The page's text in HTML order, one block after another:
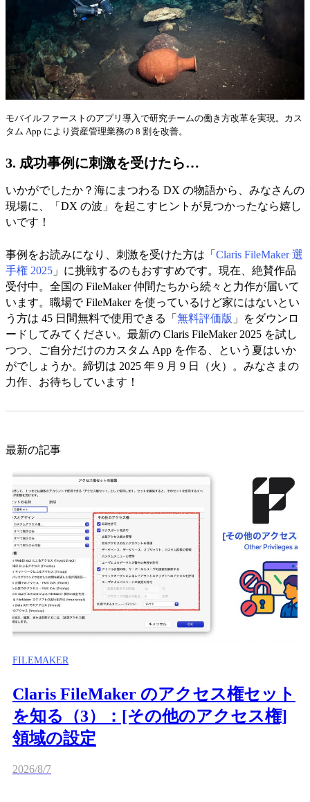
モバイルファーストのアプリ導入で研究チームの働き方改革を実現。カス
タム App により資産管理業務の 8 割を改善。
3. 成功事例に刺激を受けたら…
いかがでしたか？海にまつわる DX の物語から、みなさんの
現場に、「DX の波」を起こすヒントが見つかったなら嬉し
いです！
事例をお読みになり、刺激を受けた方は「 Claris FileMaker 選
手権 2025 」に挑戦するのもおすすめです。現在、絶賛作品
受付中。全国の FileMaker 仲間たちから続々と力作が届いて
います。職場で FileMaker を使っているけど家にはないとい
う方は 45 日間無料で使用できる「 無料評価版 」をダウンロ
ードしてみてください。最新の Claris FileMaker 2025 を試し
つつ、ご自分だけのカスタム App を作る、という夏はいか
がでしょうか。締切は 2025 年 9 月 9 日（火）。みなさまの
力作、お待ちしています！
最新の記事
FILEMAKER
Claris FileMaker のアクセス権セット
を知る（3）：[その他のアクセス権]
領域の設定
2026/8/7